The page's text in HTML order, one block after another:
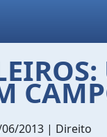
2013 | Direito